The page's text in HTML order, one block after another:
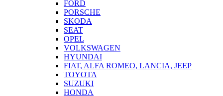
FORD
PORSCHE
SKODA
SEAT
OPEL
VOLKSWAGEN
HYUNDAI
FIAT, ALFA ROMEO, LANCIA, JEEP
TOYOTA
SUZUKI
HONDA